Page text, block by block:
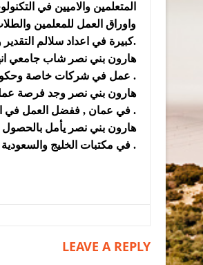
المتعلمين والاميين في
واوراق العمل للمعلمين
كبيرة في اعداد سلالم التقدير وجدول المواصفات للمعلمين.
هارون بني نصر شاب جامعي
عمل في شركات خاصة وحكومية داخل وخارج الاردن , الا انه يطلب منه خبرة .
هارون بني نصر وجد فرصة
في عمان , ففضل العمل في المكتبة في كلية عجلون الجامعية بمبلغ عشرة دنانير يوميا من السابعة صباحا الى الخامسة مساء .
هارون بني نصر يأمل
في مكتبات الخليج والسعودية .
LEAVE A REPLY